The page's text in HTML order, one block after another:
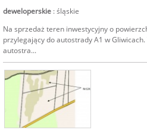
deweloperskie : śląskie
Na sprzedaż teren inwestycyjny o
przylegający do autostrady A1 w
autostra...